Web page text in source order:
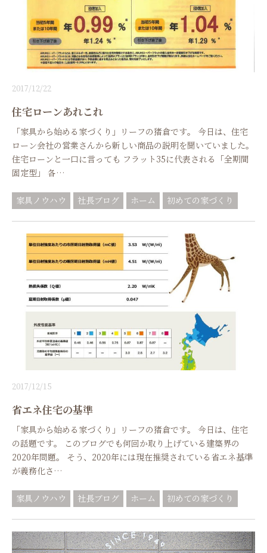
2017/12/22
住宅ローンあれこれ
「家具から始める家づくり」リーフの猪倉です。 今日は、住宅
ローン会社の営業さんから新しい商品の説明を聞いていました。
住宅ローンと一口に言っても フラット35に代表される「全期間
固定型」 各…
家具ノウハウ 社長ブログ ホーム 初めての家づくり
2017/12/15
省エネ住宅の基準
「家具から始める家づくり」リーフの猪倉です。 今日は、住宅
の話題です。 このブログでも何回か取り上げている建築界の
2020年問題。 そう、2020年には現在推奨されている省エネ基準
が義務化さ…
家具ノウハウ 社長ブログ ホーム 初めての家づくり